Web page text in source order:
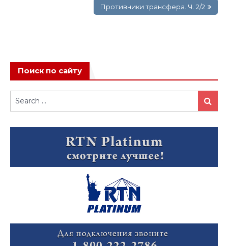
Противники трансфера. Ч. 2/2
Поиск по сайту
Search
for:
Search